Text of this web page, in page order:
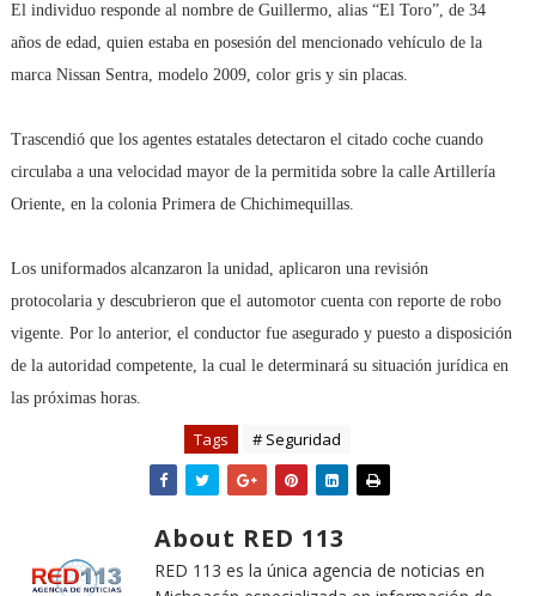
El individuo responde al nombre de Guillermo, alias “El Toro”, de 34
años de edad, quien estaba en posesión del mencionado vehículo de la
marca Nissan Sentra, modelo 2009, color gris y sin placas.
Trascendió que los agentes estatales detectaron el citado coche cuando
circulaba a una velocidad mayor de la permitida sobre la calle Artillería
Oriente, en la colonia Primera de Chichimequillas.
Los uniformados alcanzaron la unidad, aplicaron una revisión
protocolaria y descubrieron que el automotor cuenta con reporte de robo
vigente. Por lo anterior, el conductor fue asegurado y puesto a disposición
de la autoridad competente, la cual le determinará su situación jurídica en
las próximas horas.
Tags # Seguridad
About RED 113
RED 113 es la única agencia de noticias en